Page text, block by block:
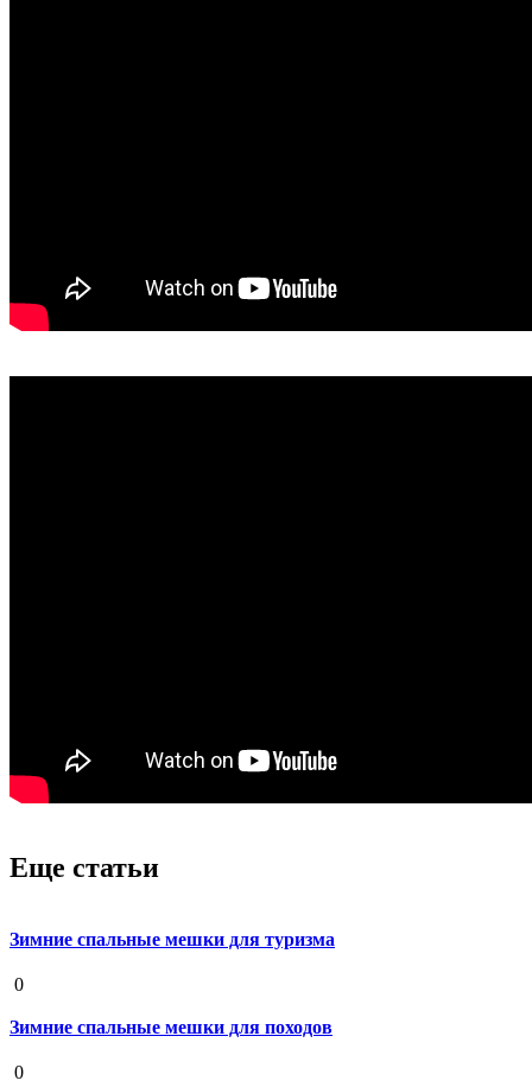
Еще статьи
Зимние спальные мешки для туризма
0
Зимние спальные мешки для походов
0